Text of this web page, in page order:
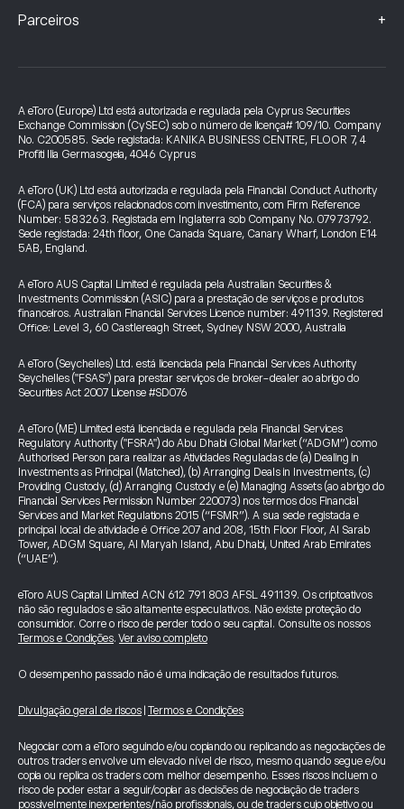
Parceiros +
A eToro (Europe) Ltd está autorizada e regulada pela Cyprus Securities
Exchange Commission (CySEC) sob o número de licença# 109/10. Company
No. C200585. Sede registada: KANIKA BUSINESS CENTRE, FLOOR 7, 4
Profiti Ilia Germasogeia, 4046 Cyprus
A eToro (UK) Ltd está autorizada e regulada pela Financial Conduct Authority
(FCA) para serviços relacionados com investimento, com Firm Reference
Number: 583263. Registada em Inglaterra sob Company No. 07973792.
Sede registada: 24th floor, One Canada Square, Canary Wharf, London E14
5AB, England.
A eToro AUS Capital Limited é regulada pela Australian Securities &
Investments Commission (ASIC) para a prestação de serviços e produtos
financeiros. Australian Financial Services Licence number: 491139. Registered
Office: Level 3, 60 Castlereagh Street, Sydney NSW 2000, Australia
A eToro (Seychelles) Ltd. está licenciada pela Financial Services Authority
Seychelles ("FSAS") para prestar serviços de broker-dealer ao abrigo do
Securities Act 2007 License #SD076
A eToro (ME) Limited está licenciada e regulada pela Financial Services
Regulatory Authority ("FSRA") do Abu Dhabi Global Market (“ADGM”) como
Authorised Person para realizar as Atividades Reguladas de (a) Dealing in
Investments as Principal (Matched), (b) Arranging Deals in Investments, (c)
Providing Custody, (d) Arranging Custody e (e) Managing Assets (ao abrigo do
Financial Services Permission Number 220073) nos termos dos Financial
Services and Market Regulations 2015 (“FSMR”). A sua sede registada e
principal local de atividade é Office 207 and 208, 15th Floor Floor, Al Sarab
Tower, ADGM Square, Al Maryah Island, Abu Dhabi, United Arab Emirates
(“UAE”).
eToro AUS Capital Limited ACN 612 791 803 AFSL 491139. Os criptoativos
não são regulados e são altamente especulativos. Não existe proteção do
consumidor. Corre o risco de perder todo o seu capital. Consulte os nossos
Termos e Condições.Ver aviso completo
O desempenho passado não é uma indicação de resultados futuros.
Divulgação geral de riscos Termos e Condições
Negociar com a eToro seguindo e/ou copiando ou replicando as negociações de
outros traders envolve um elevado nível de risco, mesmo quando segue e/ou
copia ou replica os traders com melhor desempenho. Esses riscos incluem o
risco de poder estar a seguir/copiar as decisões de negociação de traders
possivelmente inexperientes/não profissionais, ou de traders cujo objetivo ou